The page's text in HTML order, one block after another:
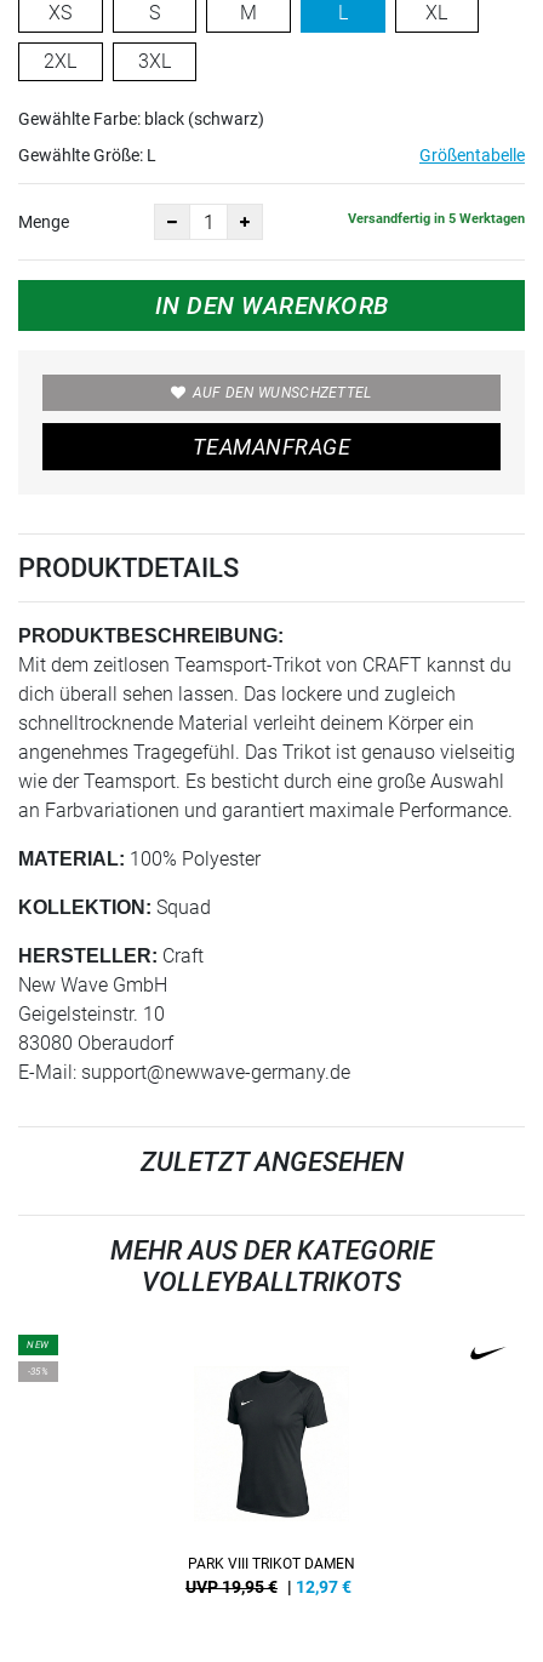
XS S M L XL
2XL 3XL
Gewählte Farbe: black (schwarz)
Gewählte Größe: L Größentabelle
Menge Versandfertig in 5 Werktagen
IN DEN WARENKORB
AUF DEN WUNSCHZETTEL
TEAMANFRAGE
PRODUKTDETAILS
PRODUKTBESCHREIBUNG:
Mit dem zeitlosen Teamsport-Trikot von CRAFT kannst du
dich überall sehen lassen. Das lockere und zugleich
schnelltrocknende Material verleiht deinem Körper ein
angenehmes Tragegefühl. Das Trikot ist genauso vielseitig
wie der Teamsport. Es besticht durch eine große Auswahl
an Farbvariationen und garantiert maximale Performance.
MATERIAL: 100% Polyester
KOLLEKTION: Squad
HERSTELLER: Craft
New Wave GmbH
Geigelsteinstr. 10
83080 Oberaudorf
E-Mail: support@newwave-germany.de
ZULETZT ANGESEHEN
MEHR AUS DER KATEGORIE
VOLLEYBALLTRIKOTS
NEW
-35%
PARK VIII TRIKOT DAMEN
UVP 19,95 € | 12,97€